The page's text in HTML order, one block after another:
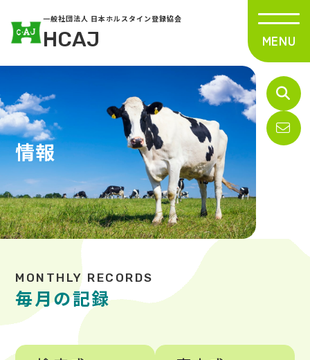
一般社団法人 日本ホルスタイン登録協会
HCAJ
情報
毎月の記録